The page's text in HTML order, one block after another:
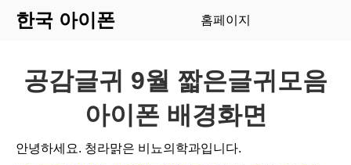
한국 아이폰 홈페이지
공감글귀 9월 짧은글귀모음
아이폰 배경화면
안녕하세요. 청라맑은 비뇨의학과입니다.